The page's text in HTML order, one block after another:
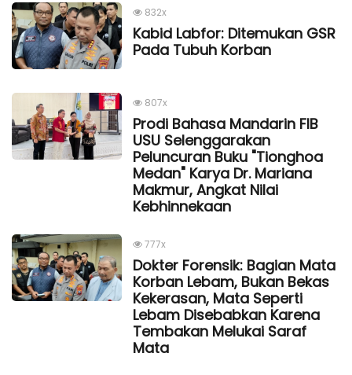
832x
Kabid Labfor: Ditemukan GSR
Pada Tubuh Korban
807x
Prodi Bahasa Mandarin FIB
USU Selenggarakan
Peluncuran Buku "Tionghoa
Medan" Karya Dr. Mariana
Makmur, Angkat Nilai
Kebhinnekaan
777x
Dokter Forensik: Bagian Mata
Korban Lebam, Bukan Bekas
Kekerasan, Mata Seperti
Lebam Disebabkan Karena
Tembakan Melukai Saraf
Mata